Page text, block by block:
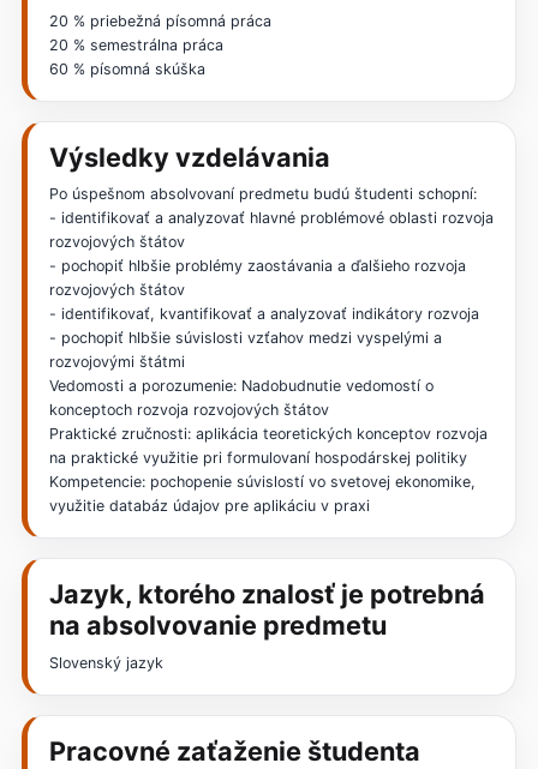
20 % priebežná písomná práca
20 % semestrálna práca
60 % písomná skúška
Výsledky vzdelávania
Po úspešnom absolvovaní predmetu budú študenti schopní:
- identifikovať a analyzovať hlavné problémové oblasti rozvoja
rozvojových štátov
- pochopiť hlbšie problémy zaostávania a ďalšieho rozvoja
rozvojových štátov
- identifikovať, kvantifikovať a analyzovať indikátory rozvoja
- pochopiť hlbšie súvislosti vzťahov medzi vyspelými a
rozvojovými štátmi
Vedomosti a porozumenie: Nadobudnutie vedomostí o
konceptoch rozvoja rozvojových štátov
Praktické zručnosti: aplikácia teoretických konceptov rozvoja
na praktické využitie pri formulovaní hospodárskej politiky
Kompetencie: pochopenie súvislostí vo svetovej ekonomike,
využitie databáz údajov pre aplikáciu v praxi
Jazyk, ktorého znalosť je potrebná
na absolvovanie predmetu
Slovenský jazyk
Pracovné zaťaženie študenta